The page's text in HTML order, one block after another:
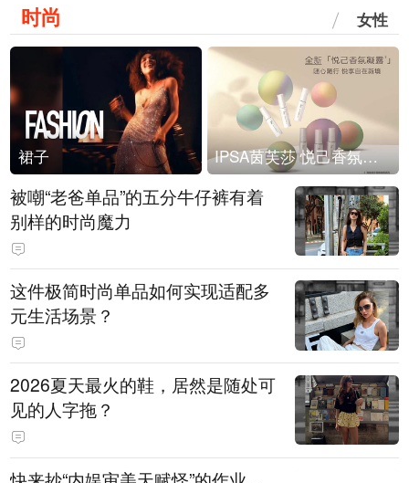
时尚 女性
裙子 IPSA茵芙莎 悦己香氛凝露上市
被嘲“老爸单品”的五分牛仔裤有着
别样的时尚魔力
这件极简时尚单品如何实现适配多
元生活场景？
2026夏天最火的鞋，居然是随处可
见的人字拖？